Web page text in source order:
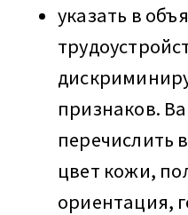
указать в
признаков.
перечислить
цвет кожи,
ориентация,